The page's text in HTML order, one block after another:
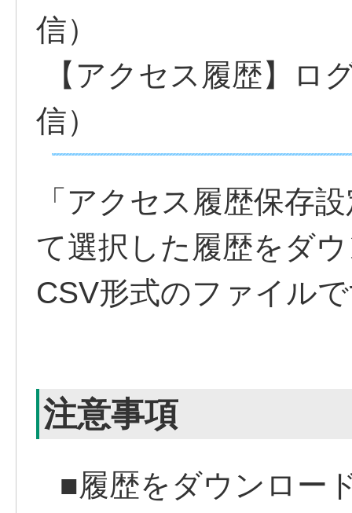
信）
【アクセス履歴】ロ
信）
「アクセス履歴保存
て選択した履歴をダ
CSV形式のファイル
注意事項
■履歴をダウンロー